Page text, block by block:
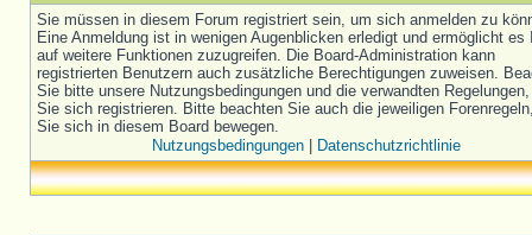
Sie müssen in diesem Forum registriert sein, um sich anmelden zu
Eine Anmeldung ist in wenigen Augenblicken erledigt und ermöglicht es
auf weitere Funktionen zuzugreifen. Die Board-Administration kann
registrierten Benutzern auch zusätzliche Berechtigungen zuweisen.
Sie bitte unsere Nutzungsbedingungen und die verwandten
Sie sich registrieren. Bitte beachten Sie auch die jeweiligen
Sie sich in diesem Board bewegen.
Nutzungsbedingungen| Datenschutzrichtlinie